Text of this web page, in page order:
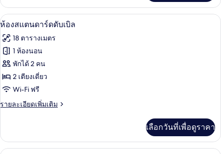
เกี่ยว
กับ
ห้อง
(Small,
with
Shower)
เปิด
ภาพถ่าย
ทั้งหมด
ของ
ห้อง
สแตนดาร์ด
ดับเบิล
ห้องสแตนดาร์ดดับเบิล | โต๊ะทำงาน, เ
3
ห้องสแตนดาร์ดดับเบิล
18 ตารางเมตร
1 ห้องนอน
พักได้ 2 คน
2 เตียงเดี่ยว
Wi-Fi ฟรี
รายละเอียดเพิ่มเติม
ราย
เกี่ยว
กับ
เลือกวันที่เพื่อดูราคา